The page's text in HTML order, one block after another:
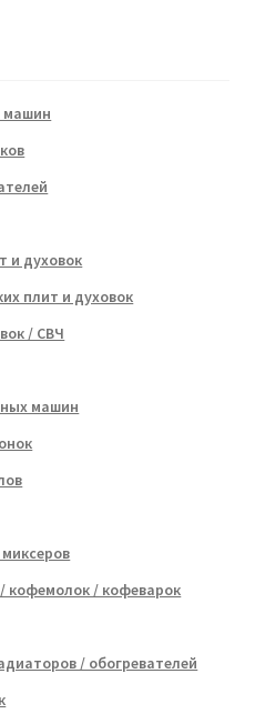
машин
и духовок
плит и духовок
/ СВЧ
машин
кофемолок / кофеварок
/ обогревателей